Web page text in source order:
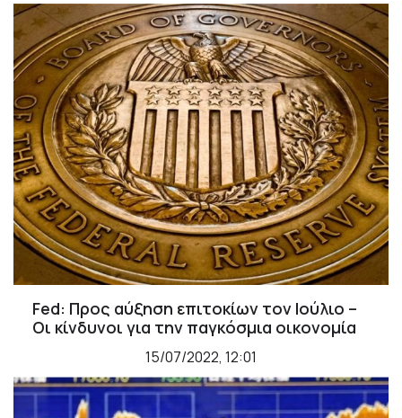
Fed: Προς αύξηση επιτοκίων τον Ιούλιο –
Οι κίνδυνοι για την παγκόσμια οικονομία
15/07/2022, 12:01